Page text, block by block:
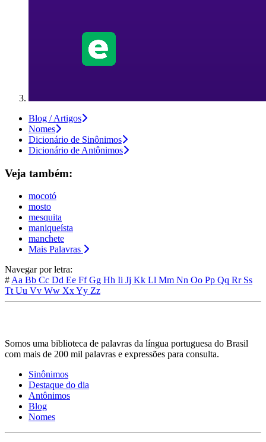
Blog / Artigos
Nomes
Dicionário de Sinônimos
Dicionário de Antônimos
Veja também:
mocotó
mosto
mesquita
maniqueísta
manchete
Mais Palavras
Navegar por letra:
# Aa Bb Cc Dd Ee FfGg Hh Ii Jj Kk Ll Mm Nn Oo Pp Qq Rr Ss
Tt Uu Vv Ww XxYy Zz
Somos uma biblioteca de palavras da língua portuguesa do Brasil
com mais de 200 mil palavras e expressões para consulta.
Sinônimos
Destaque do dia
Antônimos
Blog
Nomes